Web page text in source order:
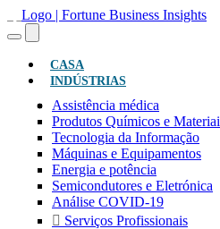
CASA
INDÚSTRIAS
Assistência médica
Produtos Químicos e
Tecnologia da Informação
Máquinas e Equipamentos
Energia e potência
Semicondutores e Eletrónica
Análise COVID-19
Serviços Profissionais